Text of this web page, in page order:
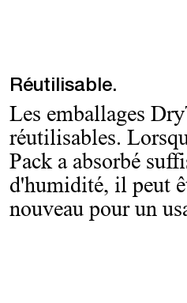
Réutilisable.
Les emballages
réutilisables.
Pack a absorbé
d'humidité, il peut
nouveau pour un